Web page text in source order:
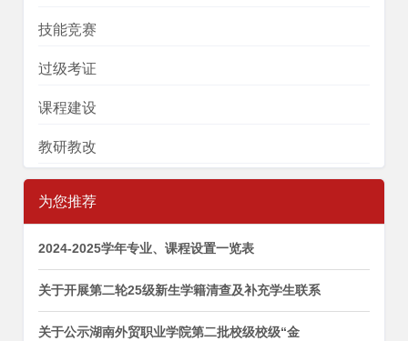
技能竞赛
过级考证
课程建设
教研教改
为您推荐
2024-2025学年专业、课程设置一览表
关于开展第二轮25级新生学籍清查及补充学生联系
关于公示湖南外贸职业学院第二批校级校级“金